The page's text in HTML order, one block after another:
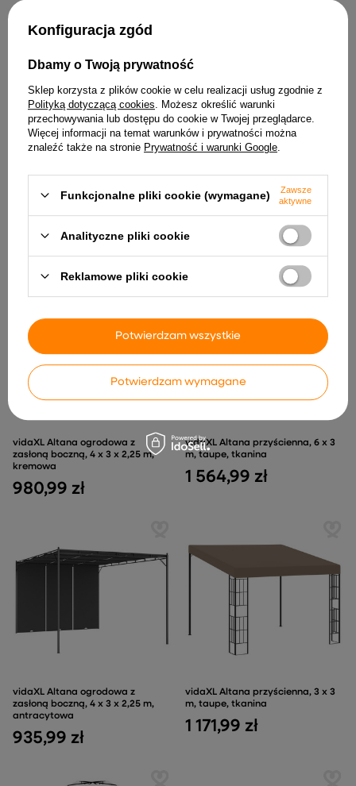
vidaXL Altana ogrodowa z
kremowa
977,99 zł
vidaXL Altana ogrodowa z
malowanej proszkowo stali,
4x3x2,7 m, biała
804,99 zł
vidaXL Altana ogrodowa z
zasłoną boczną, 4 x 3 x 2,25 m,
kremowa
980,99 zł
vidaXL Altana przyścienna, 6 x 3
m, taupe, tkanina
1 564,99 zł
vidaXL Altana ogrodowa z
zasłoną boczną, 4 x 3 x 2,25 m,
antracytowa
935,99 zł
vidaXL Altana przyścienna, 3 x 3
m, taupe, tkanina
1 171,99 zł
Konfiguracja zgód
Dbamy o Twoją prywatność
Sklep korzysta z plików cookie w celu realizacji usług zgodnie z
Polityką dotyczącą cookies . Możesz określić warunki
przechowywania lub dostępu do cookie w Twojej przeglądarce.
Więcej informacji na temat warunków i prywatności można
znaleźć także na stronie Prywatność i warunki Google
Funkcjonalne pliki cookie (wymagane)
Zawsze
aktywne
Analityczne pliki cookie
Reklamowe pliki cookie
Potwierdzam wymagane
Potwierdzam wszystkie